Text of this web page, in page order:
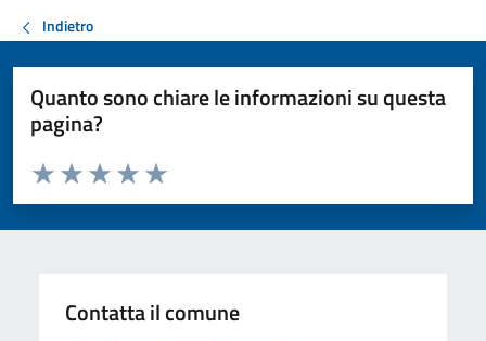
Indietro
Quanto sono chiare le informazioni su questa
pagina?
Valuta da 1 a 5 stelle la pagina
Valuta 5 stelle su 5
Valuta 4 stelle su 5
Valuta 3 stelle su 5
Valuta 2 stelle su 5
Valuta 1 stelle su 5
Contatta il comune